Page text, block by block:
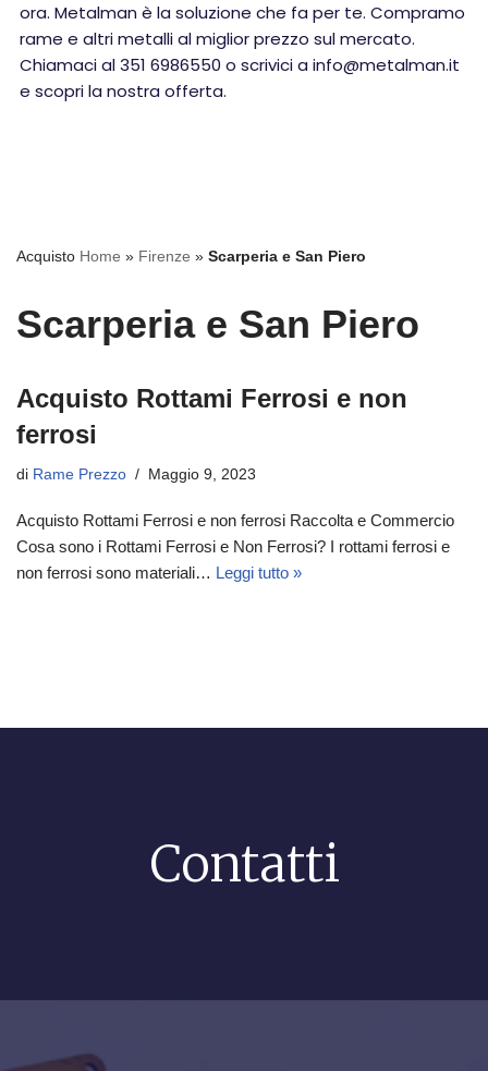
ora. Metalman è la soluzione che fa per te. Compramo
rame e altri metalli al miglior prezzo sul mercato.
Chiamaci al 351 6986550 o scrivici a info@metalman.it
e scopri la nostra offerta.
Acquisto Home » Firenze » Scarperia e San Piero
Scarperia e San Piero
Acquisto Rottami Ferrosi e non
ferrosi
di Rame Prezzo Maggio 9, 2023
Acquisto Rottami Ferrosi e non ferrosi Raccolta e Commercio
Cosa sono i Rottami Ferrosi e Non Ferrosi? I rottami ferrosi e
non ferrosi sono materiali… Leggi tutto »
Contatti